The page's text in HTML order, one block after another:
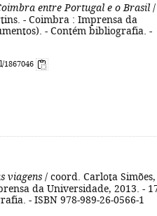
entre Portugal e o Brasil /
- Coimbra : Imprensa da
- Contém bibliografia. -
viagens / coord. Carlota Simões,
da Universidade, 2013. -
- ISBN 978-989-26-0566-1